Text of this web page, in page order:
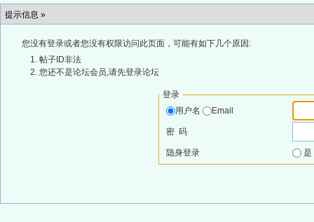
提示信息 »
您没有登录或者您没有权限访问此页面，可能有如下几个原因:
帖子ID非法
您还不是论坛会员,请先登录论坛
登录
用户名
Email
密 码
隐身登录